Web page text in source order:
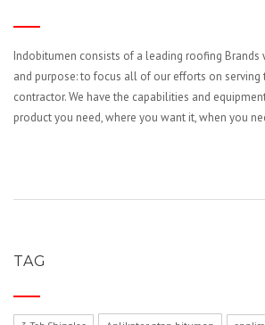
Indobitumen consists of a leading roofing
and purpose: to focus all of our efforts on
contractor. We have the capabilities and
product you need, where you want it, when you
TAG